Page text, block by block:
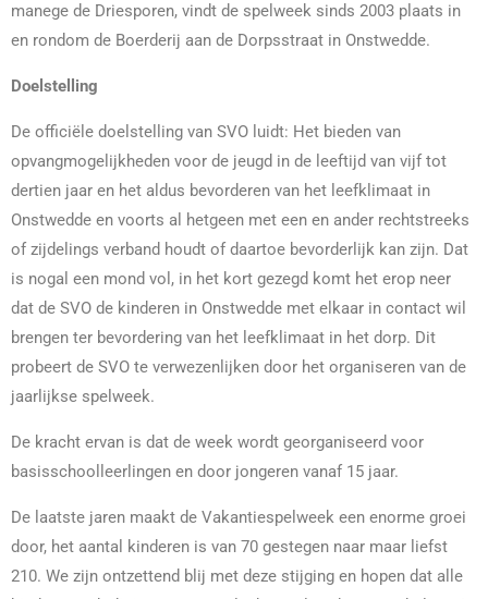
manege de Driesporen, vindt de spelweek sinds 2003 plaats in
en rondom de Boerderij aan de Dorpsstraat in Onstwedde.
Doelstelling
De officiële doelstelling van SVO luidt: Het bieden van
opvangmogelijkheden voor de jeugd in de leeftijd van vijf tot
dertien jaar en het aldus bevorderen van het leefklimaat in
Onstwedde en voorts al hetgeen met een en ander rechtstreeks
of zijdelings verband houdt of daartoe bevorderlijk kan zijn. Dat
is nogal een mond vol, in het kort gezegd komt het erop neer
dat de SVO de kinderen in Onstwedde met elkaar in contact wil
brengen ter bevordering van het leefklimaat in het dorp. Dit
probeert de SVO te verwezenlijken door het organiseren van de
jaarlijkse spelweek.
De kracht ervan is dat de week wordt georganiseerd voor
basisschoolleerlingen en door jongeren vanaf 15 jaar.
De laatste jaren maakt de Vakantiespelweek een enorme groei
door, het aantal kinderen is van 70 gestegen naar maar liefst
210. We zijn ontzettend blij met deze stijging en hopen dat alle